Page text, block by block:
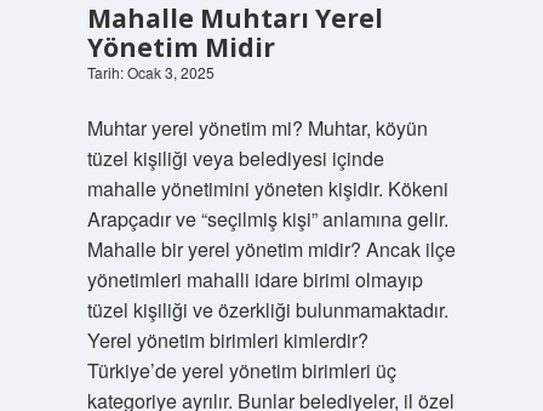
Mahalle Muhtarı Yerel
Yönetim Midir
Tarih: Ocak 3, 2025
Muhtar yerel yönetim mi? Muhtar, köyün
tüzel kişiliği veya belediyesi içinde
mahalle yönetimini yöneten kişidir. Kökeni
Arapçadır ve “seçilmiş kişi” anlamına gelir.
Mahalle bir yerel yönetim midir? Ancak ilçe
yönetimleri mahalli idare birimi olmayıp
tüzel kişiliği ve özerkliği bulunmamaktadır.
Yerel yönetim birimleri kimlerdir?
Türkiye’de yerel yönetim birimleri üç
kategoriye ayrılır. Bunlar belediyeler, il özel